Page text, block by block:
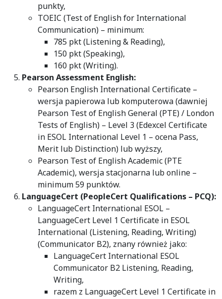
punkty,
TOEIC (Test of English for International
Communication) – minimum:
785 pkt (Listening & Reading),
150 pkt (Speaking),
160 pkt (Writing).
Pearson Assessment English:
Pearson English International Certificate –
wersja papierowa lub komputerowa (dawniej
Pearson Test of English General (PTE) / London
Tests of English) – Level 3 (Edexcel Certificate
in ESOL International Level 1 – ocena Pass,
Merit lub Distinction) lub wyższy,
Pearson Test of English Academic (PTE
Academic), wersja stacjonarna lub online –
minimum 59 punktów.
LanguageCert (PeopleCert Qualifications – PCQ):
LanguageCert International ESOL –
LanguageCert Level 1 Certificate in ESOL
International (Listening, Reading, Writing)
(Communicator B2), znany również jako:
LanguageCert International ESOL
Communicator B2 Listening, Reading,
Writing,
razem z LanguageCert Level 1 Certificate in